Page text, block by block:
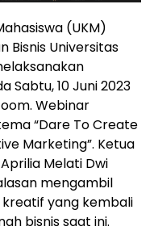
(UKM)
Bisnis Universitas
Sabtu, 10 Juni 2023
Webinar
“Dare To Create
Marketing”. Ketua
Melati Dwi
mengambil
yang kembali
bisnis saat ini.